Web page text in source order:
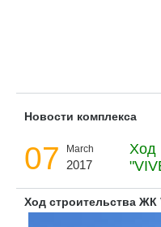
Новости комплекса
07 March
2017
Ход строительства ЖК